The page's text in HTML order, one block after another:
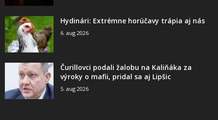
Hydinári: Extrémne horúčavy trápia aj nás
6. aug 2026
Čurillovci podali žalobu na Kaliňáka za
výroky o mafii, pridal sa aj Lipšic
5. aug 2026